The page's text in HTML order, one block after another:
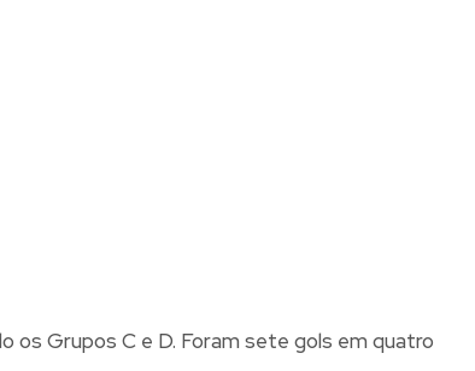
Grupos C e D. Foram sete gols em quatro